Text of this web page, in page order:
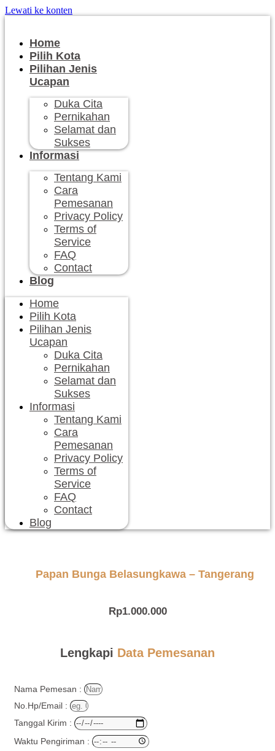
Lewati ke konten
Home
Pilih Kota
Pilihan Jenis
Ucapan
Duka Cita
Pernikahan
Selamat dan
Sukses
Informasi
Tentang Kami
Cara
Pemesanan
Privacy Policy
Terms of
Service
FAQ
Contact
Blog
Home
Pilih Kota
Pilihan Jenis
Ucapan
Duka Cita
Pernikahan
Selamat dan
Sukses
Informasi
Tentang Kami
Cara
Pemesanan
Privacy Policy
Terms of
Service
FAQ
Contact
Blog
Papan Bunga Belasungkawa – Tangerang
Rp1.000.000
Lengkapi Data Pemesanan
Nama Pemesan :
No.Hp/Email :
Tanggal Kirim :
Waktu Pengiriman :